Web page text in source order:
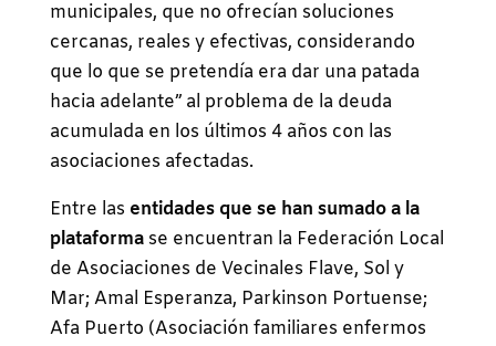
municipales, que no ofrecían soluciones
cercanas, reales y efectivas, considerando
que lo que se pretendía era dar una patada
hacia adelante” al problema de la deuda
acumulada en los últimos 4 años con las
asociaciones afectadas.
Entre las entidades que se han sumado a la
plataformase encuentran la Federación Local
de Asociaciones de Vecinales Flave, Sol y
Mar; Amal Esperanza, Parkinson Portuense;
Afa Puerto (Asociación familiares enfermos